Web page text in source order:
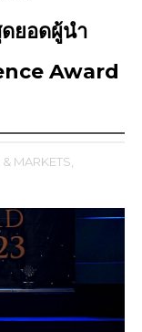
ดยอดผู้นำ
Award
MARKETS,